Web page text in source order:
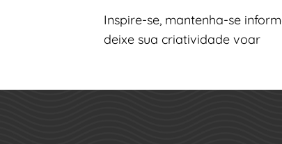
Inspire-se, mantenha-se
deixe sua criatividade voar